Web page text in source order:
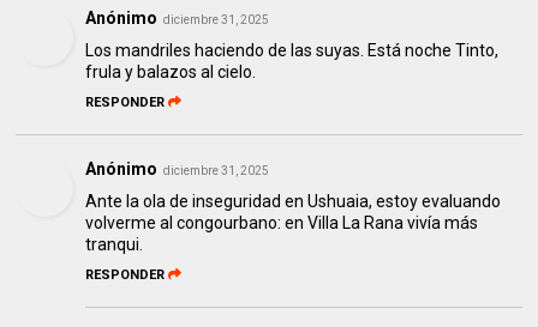
Anónimo diciembre 31, 2025
Los mandriles haciendo de las suyas. Está noche Tinto,
frula y balazos al cielo.
RESPONDER
Anónimo diciembre 31, 2025
Ante la ola de inseguridad en Ushuaia, estoy evaluando
volverme al congourbano: en Villa La Rana vivía más
tranqui.
RESPONDER